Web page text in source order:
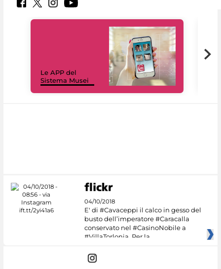
Le APP del
Sistema Musei
04/10/2018
E' di #Cavaceppi il calco in gesso del
busto dell’imperatore #Caracalla
conservato nel #CasinoNobile a
#VillaTorlonia. Per la